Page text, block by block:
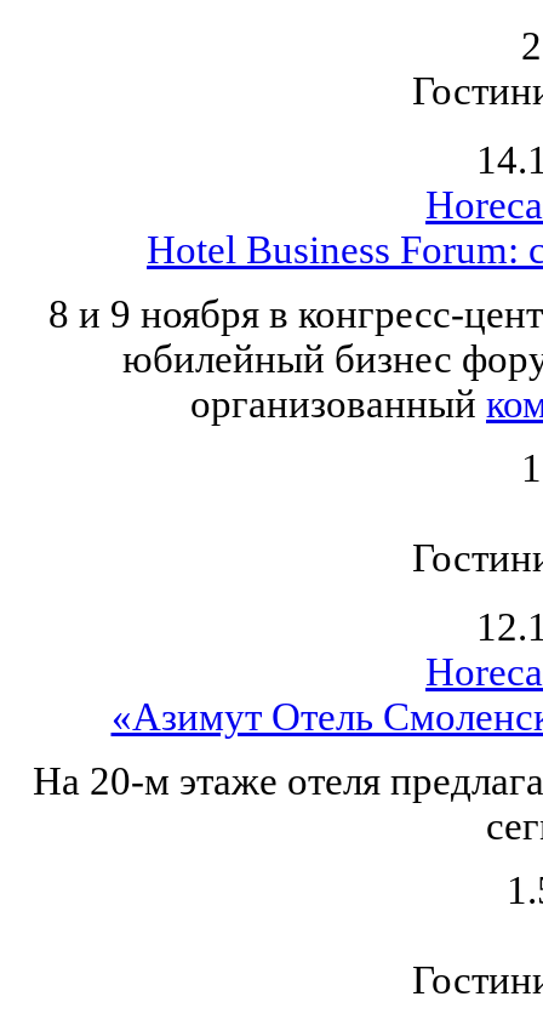
Hotel Business Forum:
8 и 9 ноября в конгресс-
юбилейный бизнес
организованный
«Азимут Отель
На 20-м этаже отеля